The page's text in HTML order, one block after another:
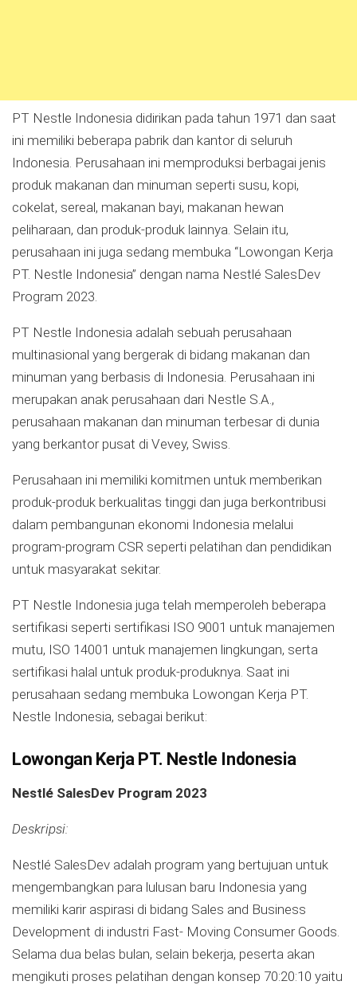
PT Nestle Indonesia didirikan pada tahun 1971 dan saat
ini memiliki beberapa pabrik dan kantor di seluruh
Indonesia. Perusahaan ini memproduksi berbagai jenis
produk makanan dan minuman seperti susu, kopi,
cokelat, sereal, makanan bayi, makanan hewan
peliharaan, dan produk-produk lainnya. Selain itu,
perusahaan ini juga sedang membuka “Lowongan Kerja
PT. Nestle Indonesia” dengan nama Nestlé SalesDev
Program 2023.
PT Nestle Indonesia adalah sebuah perusahaan
multinasional yang bergerak di bidang makanan dan
minuman yang berbasis di Indonesia. Perusahaan ini
merupakan anak perusahaan dari Nestle S.A.,
perusahaan makanan dan minuman terbesar di dunia
yang berkantor pusat di Vevey, Swiss.
Perusahaan ini memiliki komitmen untuk memberikan
produk-produk berkualitas tinggi dan juga berkontribusi
dalam pembangunan ekonomi Indonesia melalui
program-program CSR seperti pelatihan dan pendidikan
untuk masyarakat sekitar.
PT Nestle Indonesia juga telah memperoleh beberapa
sertifikasi seperti sertifikasi ISO 9001 untuk manajemen
mutu, ISO 14001 untuk manajemen lingkungan, serta
sertifikasi halal untuk produk-produknya. Saat ini
perusahaan sedang membuka Lowongan Kerja PT.
Nestle Indonesia, sebagai berikut:
Lowongan Kerja PT. Nestle Indonesia
Nestlé SalesDev Program 2023
Deskripsi:
Nestlé SalesDev adalah program yang bertujuan untuk
mengembangkan para lulusan baru Indonesia yang
memiliki karir aspirasi di bidang Sales and Business
Development di industri Fast- Moving Consumer Goods.
Selama dua belas bulan, selain bekerja, peserta akan
mengikuti proses pelatihan dengan konsep 70:20:10 yaitu